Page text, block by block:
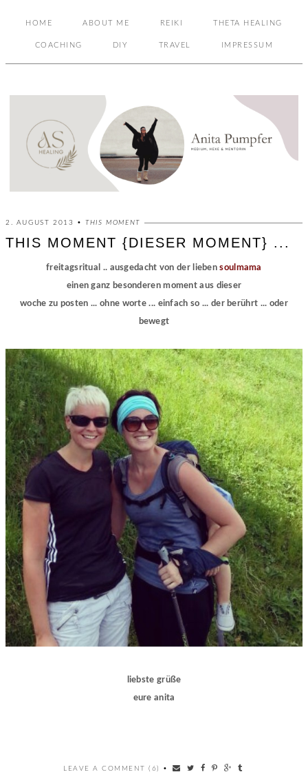
HOME ABOUT ME REIKI THETA HEALING
COACHING DIY TRAVEL IMPRESSUM
2. AUGUST 2013 •THIS MOMENT
THIS MOMENT {DIESER MOMENT} ...
freitagsritual .. ausgedacht von der liebensoulmama
einen ganz besonderen moment aus dieser
woche zu posten ... ohne worte ... einfach so ... der berührt ... oder
bewegt
liebste grüße
eure anita
LEAVE A COMMENT (6) •